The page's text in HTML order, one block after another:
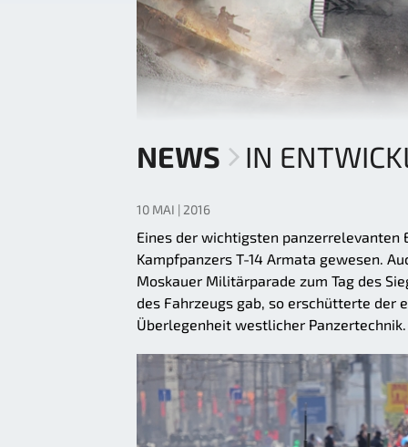
NEWS IN
10 MAI | 2016
Eines der wichtigsten panzerrelevanten
Kampfpanzers T-14 Armata gewesen.
Moskauer Militärparade zum Tag des
des Fahrzeugs gab, so erschütterte
Überlegenheit westlicher Panzertechnik.